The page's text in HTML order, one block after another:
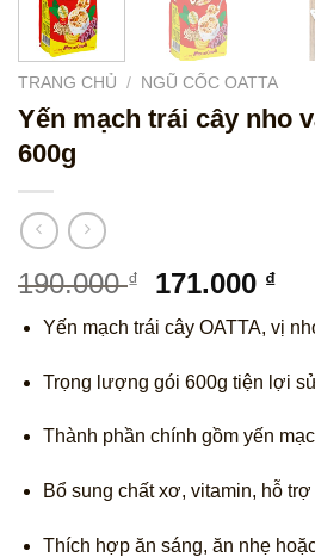
TRANG CHỦ / NGŨ CỐC OATTA
Yến mạch trái cây nho
600g
190.000₫
Giá
gốc
là:
190.000 ₫.
171.000 ₫Giá
tại
là:
Yến mạch trái cây OATTA, vị
Trọng lượng gói 600g tiện lợi
Thành phần chính gồm yến
Bổ sung chất xơ, vitamin, hỗ
Thích hợp ăn sáng, ăn nhẹ